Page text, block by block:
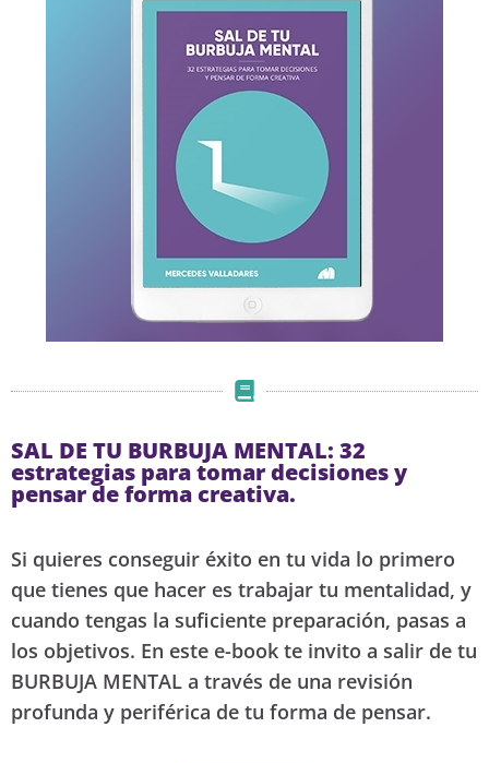
SAL DE TU BURBUJA MENTAL: 32
estrategias para tomar decisiones y
pensar de forma creativa.
Si quieres conseguir éxito en tu vida lo primero
que tienes que hacer es trabajar tu mentalidad, y
cuando tengas la suficiente preparación, pasas a
los objetivos. En este e-book te invito a salir de tu
BURBUJA MENTAL a través de una revisión
profunda y periférica de tu forma de pensar.